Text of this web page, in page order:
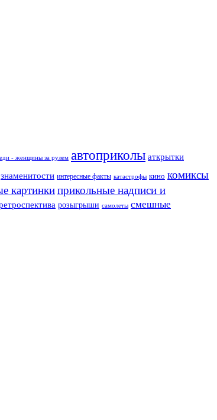
- женщины за рулем автоприколы аткрытки
знаменитости интересные факты катастрофы кино комиксы
картинкиприкольные надписи и
розыгрыши самолеты смешные